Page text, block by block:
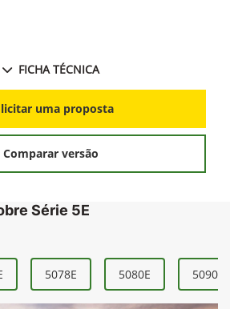
FICHA TÉCNICA
uma proposta
Comparar versão
Série 5E
5078E 5080E 5090E